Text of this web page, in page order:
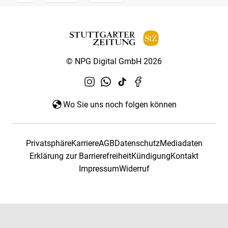
© NPG Digital GmbH 2026
Wo Sie uns noch folgen können
PrivatsphäreKarriereAGBDatenschutzMediadaten
Erklärung zur BarrierefreiheitKündigungKontakt
ImpressumWiderruf